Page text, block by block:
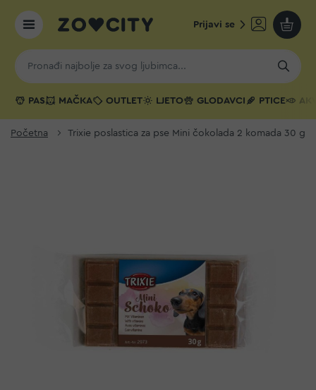
Prijavi se
Moja
PAS MAČKA OUTLET LJETO GLODAVCI PTICE
Početna Trixie poslastica za pse Mini čokolada 2 komada 30 g